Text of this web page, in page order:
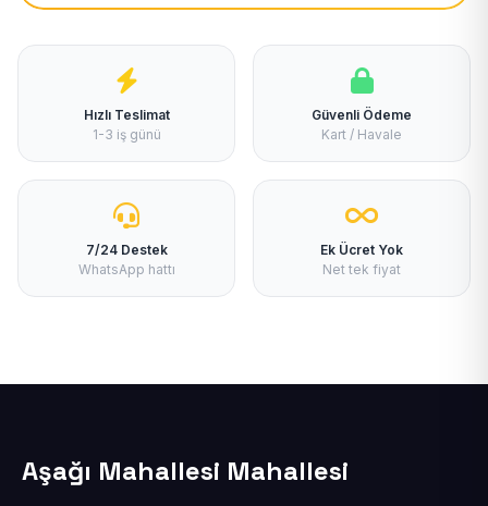
Hızlı Teslimat
1-3 iş günü
Güvenli Ödeme
Kart / Havale
7/24 Destek
WhatsApp hattı
Ek Ücret Yok
Net tek fiyat
Aşağı Mahallesi Mahallesi